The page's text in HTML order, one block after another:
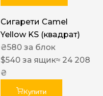
Сигарети Camel
Yellow KS (квадрат)
₴580 за блок
$540 за ящик≈ 24 208
₴
Купити